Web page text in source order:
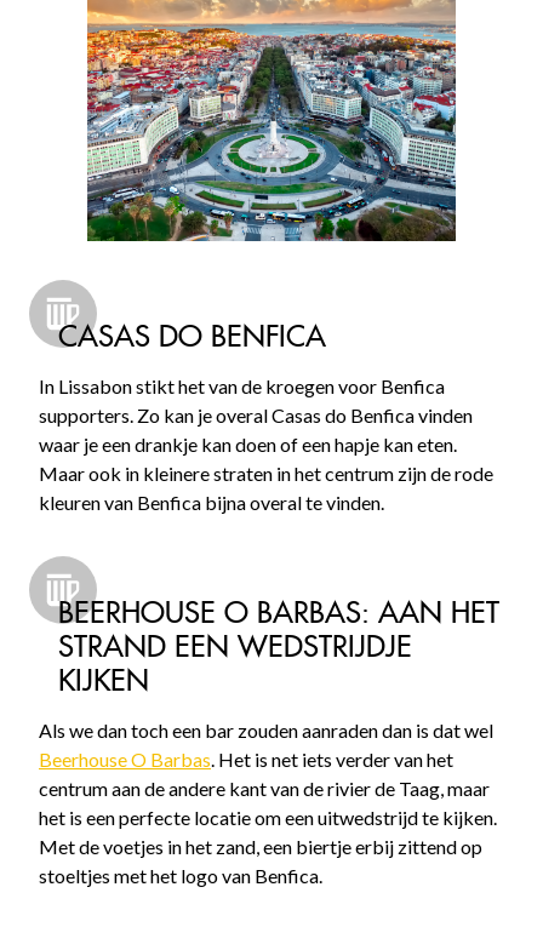
CASAS DO BENFICA
In Lissabon stikt het van de kroegen voor Benfica
supporters. Zo kan je overal Casas do Benfica vinden
waar je een drankje kan doen of een hapje kan eten.
Maar ook in kleinere straten in het centrum zijn de rode
kleuren van Benfica bijna overal te vinden.
BEERHOUSE O BARBAS: AAN HET
STRAND EEN WEDSTRIJDJE
KIJKEN
Als we dan toch een bar zouden aanraden dan is dat wel
Beerhouse O Barbas. Het is net iets verder van het
centrum aan de andere kant van de rivier de Taag, maar
het is een perfecte locatie om een uitwedstrijd te kijken.
Met de voetjes in het zand, een biertje erbij zittend op
stoeltjes met het logo van Benfica.